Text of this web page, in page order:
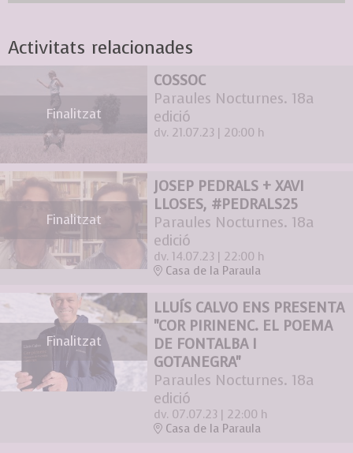
Activitats relacionades
Finalitzat
COSSOC
Paraules Nocturnes. 18a
edició
dv. 21.07.23 | 20:00 h
Finalitzat
JOSEP PEDRALS + XAVI
LLOSES, #PEDRALS25
Paraules Nocturnes. 18a
edició
dv. 14.07.23 | 22:00 h
Casa de la Paraula
Finalitzat
LLUÍS CALVO ENS PRESENTA
"COR PIRINENC. EL POEMA
DE FONTALBA I
GOTANEGRA"
Paraules Nocturnes. 18a
edició
dv. 07.07.23 | 22:00 h
Casa de la Paraula